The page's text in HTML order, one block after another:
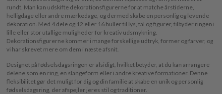
rundt. Man kan udskifte dekorationsfigurerne for at matche årstiderne,
helligdage eller andre mærkedage, og dermed skabe en personlig og levende
dekoration. Med 4 dele og 12 eller 16 huller til lys, tal og figurer, tilbyder ringen i
lille eller stor utallige muligheder for kreativ udsmykning.
Dekorationsfigurerne kommer i mange forskellige udtryk, former og farver, og
vi har skrevet mere om dem i næste afsnit.
Designet på fødselsdagsringen er alsidigt, hvilket betyder, at du kan arrangere
delene som en ring, en slangeform eller i andre kreative formationer. Denne
fleksibilitet gør det muligt for dig og din familie at skabe en unik og personlig
fødselsdagsring, der afspejler jeres stil og traditioner.